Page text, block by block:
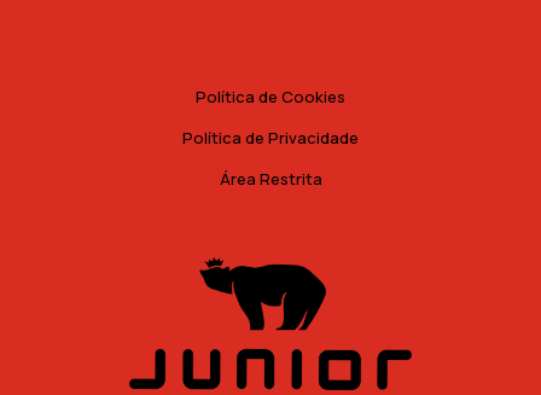
Política de Cookies
Política de Privacidade
Área Restrita